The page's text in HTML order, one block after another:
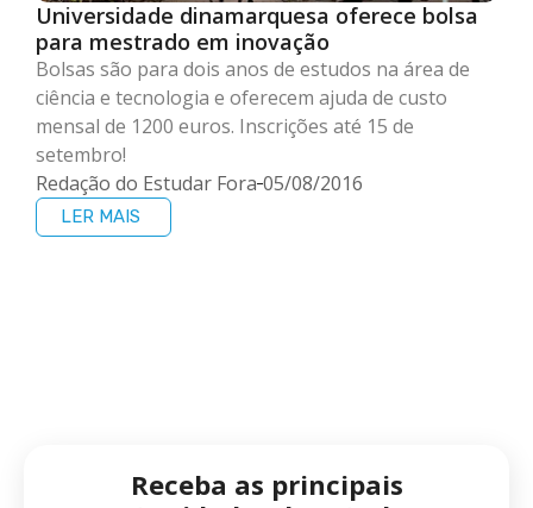
Universidade dinamarquesa oferece bolsa
para mestrado em inovação
Bolsas são para dois anos de estudos na área de
ciência e tecnologia e oferecem ajuda de custo
mensal de 1200 euros. Inscrições até 15 de
setembro!
Redação do Estudar Fora 05/08/2016
LER MAIS
Receba as principais